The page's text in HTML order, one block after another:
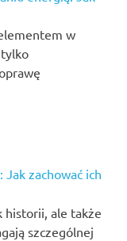
w
zachować ich
historii, ale także
szczególnej